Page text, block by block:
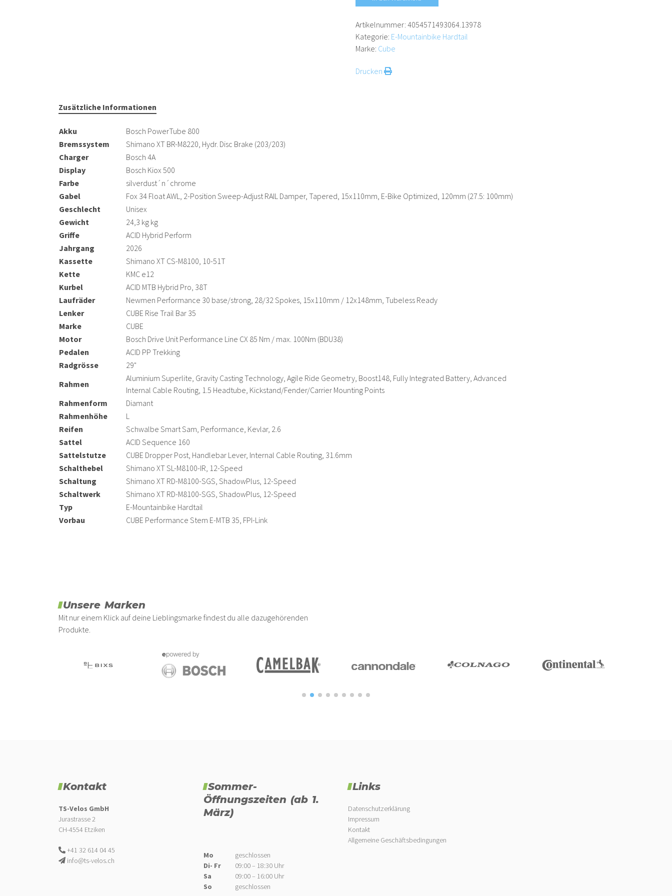
Sattelstütze für zuverlässiges Handling auf schwierigeren Trails. Also, wo soll das
Artikelnummer: 4054571493064.13978
Kategorie: E-Mountainbike Hardtail
Marke: Cube
Drucken
Zusätzliche Informationen
Akku
Bosch PowerTube 800
Bremssystem
Shimano XT BR-M8220, Hydr. Disc Brake (203/203)
Charger
Bosch 4A
Display
Bosch Kiox 500
Farbe
silverdust´n´chrome
Gabel
Fox 34 Float AWL, 2-Position Sweep-Adjust RAIL Damper, Tapered, 15x110mm, E-Bike Optimized, 120mm (27.5: 100mm)
Geschlecht
Unisex
Gewicht
24,3 kg kg
Griffe
ACID Hybrid Perform
Jahrgang
2026
Kassette
Shimano XT CS-M8100, 10-51T
Kette
KMC e12
Kurbel
ACID MTB Hybrid Pro, 38T
Laufräder
Newmen Performance 30 base/strong, 28/32 Spokes, 15x110mm / 12x148mm, Tubeless Ready
Lenker
CUBE Rise Trail Bar 35
Marke
CUBE
Motor
Bosch Drive Unit Performance Line CX 85 Nm / max. 100Nm (BDU38)
Pedalen
ACID PP Trekking
Radgrösse
29"
Rahmen
Aluminium Superlite, Gravity Casting Technology, Agile Ride Geometry, Boost148, Fully Integrated Battery, Advanced
Internal Cable Routing, 1.5 Headtube, Kickstand/Fender/Carrier Mounting Points
Rahmenform
Diamant
Rahmenhöhe
L
Reifen
Schwalbe Smart Sam, Performance, Kevlar, 2.6
Sattel
ACID Sequence 160
Sattelstutze
CUBE Dropper Post, Handlebar Lever, Internal Cable Routing, 31.6mm
Schalthebel
Shimano XT SL-M8100-IR, 12-Speed
Schaltung
Shimano XT RD-M8100-SGS, ShadowPlus, 12-Speed
Schaltwerk
Shimano XT RD-M8100-SGS, ShadowPlus, 12-Speed
Typ
E-Mountainbike Hardtail
Vorbau
CUBE Performance Stem E-MTB 35, FPI-Link
Unsere Marken
Mit nur einem Klick auf deine Lieblingsmarke findest du alle dazugehörenden
Produkte.
Kontakt
TS-Velos GmbH
Jurastrasse 2
CH-4554 Etziken
+41 32 614 04 45
info@ts-velos.ch
Sommer-
Öffnungszeiten (ab 1.
März)
Mo
geschlossen
Di- Fr
09:00 – 18:30 Uhr
Sa
09:00 – 16:00 Uhr
So
geschlossen
Links
Datenschutzerklärung
Impressum
Kontakt
Allgemeine Geschäftsbedingungen